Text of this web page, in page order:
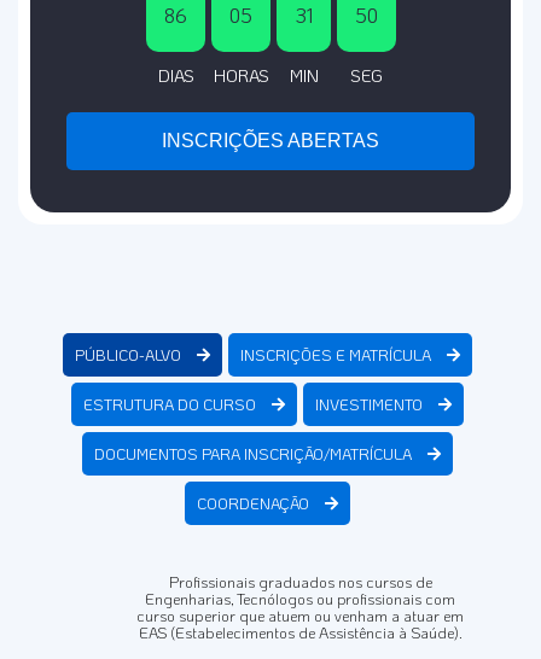
86
DIAS
05
HORAS
31
MIN
50
SEG
INSCRIÇÕES ABERTAS
PÚBLICO-ALVO INSCRIÇÕES E MATRÍCULA
ESTRUTURA DO CURSO INVESTIMENTO
DOCUMENTOS PARA INSCRIÇÃO/MATRÍCULA
COORDENAÇÃO
Profissionais graduados nos cursos de
Engenharias, Tecnólogos ou profissionais com
curso superior que atuem ou venham a atuar em
EAS (Estabelecimentos de Assistência à Saúde).